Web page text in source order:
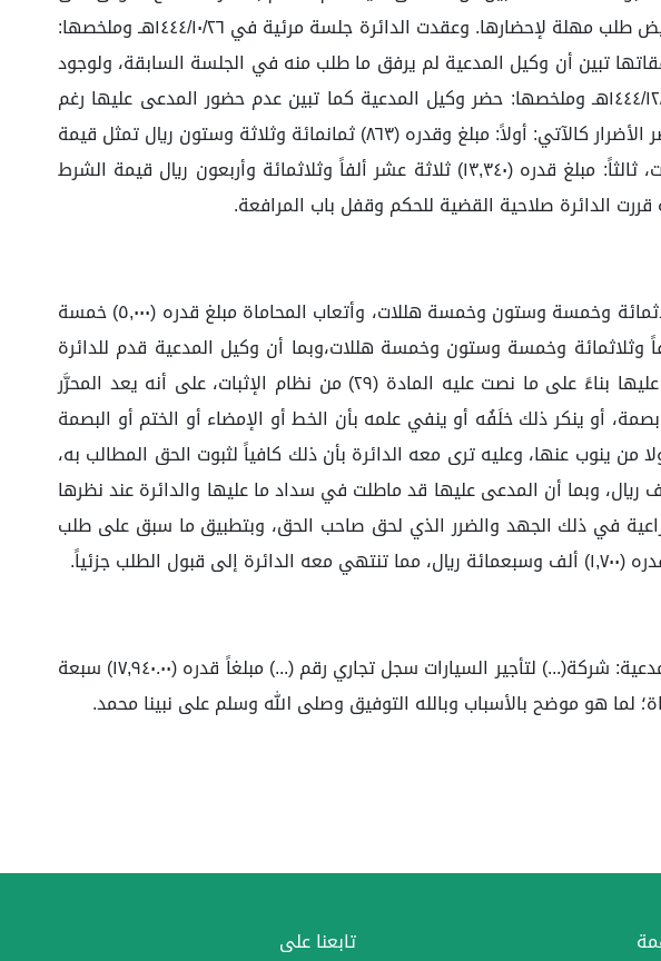
الرغم من ثبوت إبلاغها بقيد الدعوى وتحديد هذه الجلسة، وبسؤال وكيل المدعية عن تحديد أركان التعويض طلب مهلة لإحضارها. وعقدت الدائرة جلسة مرئية في ١٤٤٤/١٠/٢٦هـ وملخصها:
تبين أن وكيل المدعية لم يرفق ما طلب منه في الجلسة السابقة، ولوجود
خلل تقني فطلبت منه الدائرة إعادة إرفاق المذكرة فاستعد بذلك. وعقدت الدائرة جلسة مرئية في ١٤٤٤/١٢/٣٠هـ وملخصها: حضر وكيل المدعية كما تبين عدم حضور المدعى عليها رغم
ثبوت تبلغها، وتشير الدائرة إلى اطلاعها على المذكرة التي قدمها وكيل المدعية والذي انتهى إلى حصر الأضرار كالآتي: أولاً: مبلغ وقدره (٨٦٣) ثمانمائة وثلاثة وستون ريال تمثل قيمة
إصلاحات. ثانياً: مبلغ قدره (٣,٧٣٧) ثلاث آلاف وسبعمائة وسبعة وثلاثون ريال تمثل رسوم سحب السيارات، ثالثاً: مبلغ قدره (١٣,٣٤٠) ثلاثة عشر ألفاً وثلاثمائة وأربعون ريال قيمة الشرط
وقد حصر وكيل المدعية طلباته في إلزام المدعى عليها بسداد مبلغ قدره (١٧,٩٤٠,٥) سبعة عشر ألفاً وثلاثمائة وخمسة وستون وخمسة هللات، وأتعاب المحاماة مبلغ قدره (٥,٠٠٠) خمسة
طلب إلزام المدعى عليها بسداد مبلغ قدره (١٧,٩٤٠,٥) سبعة عشر ألفاً وثلاثمائة وخمسة وستون وخمسة هللات،وبما أن وكيل المدعية قدم للدائرة
العقد ومحاضر تسليم السيارات ممهورة بتوقيع من قبل المدعى عليها، وحيث يعد حجة على المدعى عليها بناءً على ما نصت عليه المادة (٢٩) من نظام الإثبات، على أنه يعد المحرَّر
أو ينكر ذلك خلَفُه أو ينفي علمه بأن الخط أو الإمضاء أو الختم أو البصمة
ينوب عنها، وعليه ترى معه الدائرة بأن ذلك كافياً لثبوت الحق المطالب به،
قبول الطلب. وأما عن مطالبته بـأتعاب المحاماة مبلغ قدره (٥,٠٠٠) خمسة آلاف ريال، وبما أن المدعى عليها قد ماطلت في سداد ما عليها والدائرة عند نظرها
في ذلك الجهد والضرر الذي لحق صاحب الحق، وبتطبيق ما سبق على طلب
جزئياً.
حكمت الدائرة حضورياً: بإلزام المدعى عليه شركة(...) للسفر و السياحة سجل تجاري رقم (...) بأن تدفع لـلمدعية: شركة(...) لتأجير السيارات سجل تجاري رقم (...) مبلغاً قدره (١٧,٩٤٠.٠٠) سبعة
تابعنا على